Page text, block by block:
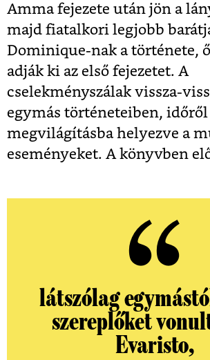
Amma fejezete után jön a
majd fiatalkori legjobb
Dominique-nak a története,
adják ki az első fejezetet. A
cselekményszálak vissza-
egymás történeteiben, időről
megvilágításba helyezve a
eseményeket. A könyvben
látszólag
szereplőket
Evaristo,